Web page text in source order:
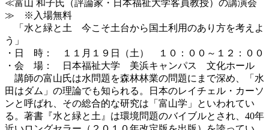
≪富山 和子氏（評論家・日本福祉大学客員教授）の講演会
≫ ※入場無料
「水と緑と土 今こそ土台から国土利用のあり方を考えよ
う」
・日 時： １１月１９日（土） １０：００～１２：００
・会 場： 日本福祉大学 美浜キャンパス 文化ホール
講師の富山氏は水問題を森林林業の問題にまで深め、「水
田はダム」の理論でも知られる。日本のレイチェル・カーソ
ンと呼ばれ、その総合的な研究は「富山学」といわれてい
る。著書『水と緑と土』は環境問題のバイブルとされ、40年